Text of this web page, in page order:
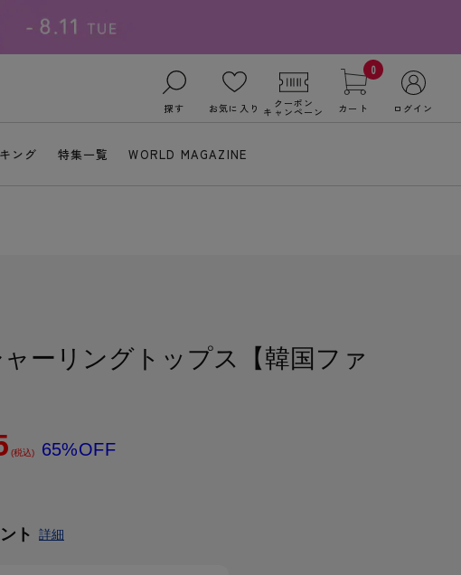
探す お気に入り クーポン
キャンペーン
0
カート ログイン
ング 特集一覧 WORLD MAGAZINE
ーリングトップス【韓国ファ
(税込) 65%OFF
ト 詳細